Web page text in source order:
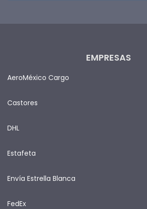
EMPRESAS
AeroMéxico Cargo
Castores
DHL
Estafeta
Envía Estrella Blanca
FedEx